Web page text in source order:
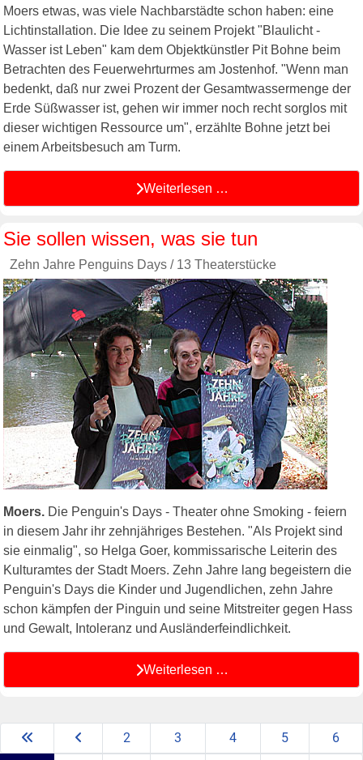
Moers etwas, was viele Nachbarstädte schon haben: eine
Lichtinstallation. Die Idee zu seinem Projekt "Blaulicht -
Wasser ist Leben" kam dem Objektkünstler Pit Bohne beim
Betrachten des Feuerwehrturmes am Jostenhof. "Wenn man
bedenkt, daß nur zwei Prozent der Gesamtwassermenge der
Erde Süßwasser ist, gehen wir immer noch recht sorglos mit
dieser wichtigen Ressource um", erzählte Bohne jetzt bei
einem Arbeitsbesuch am Turm.
Weiterlesen …
Sie sollen wissen, was sie tun
Zehn Jahre Penguins Days / 13 Theaterstücke
Moers. Die Penguin's Days - Theater ohne Smoking - feiern
in diesem Jahr ihr zehnjähriges Bestehen. "Als Projekt sind
sie einmalig", so Helga Goer, kommissarische Leiterin des
Kulturamtes der Stadt Moers. Zehn Jahre lang begeistern die
Penguin's Days die Kinder und Jugendlichen, zehn Jahre
schon kämpfen der Pinguin und seine Mitstreiter gegen Hass
und Gewalt, Intoleranz und Ausländerfeindlichkeit.
Weiterlesen …
2 3 4 5 6